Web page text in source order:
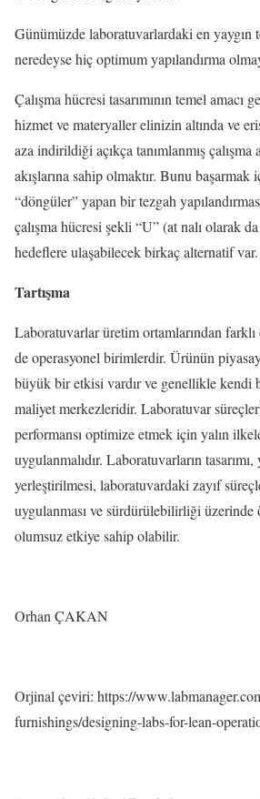
Günümüzde laboratuvarlardaki en yaygın
neredeyse hiç optimum yapılandırma
Çalışma hücresi tasarımının temel amacı
hizmet ve materyaller elinizin altında ve
aza indirildiği açıkça tanımlanmış çalışma
akışlarına sahip olmaktır. Bunu başarmak
“döngüler” yapan bir tezgah
çalışma hücresi şekli “U” (at nalı olarak
hedeflere ulaşabilecek birkaç alternatif var.
Tartışma
Laboratuvarlar üretim ortamlarından
de operasyonel birimlerdir. Ürünün
büyük bir etkisi vardır ve genellikle kendi
maliyet merkezleridir. Laboratuvar
performansı optimize etmek için yalın
uygulanmalıdır. Laboratuvarların
yerleştirilmesi, laboratuvardaki zayıf
uygulanması ve sürdürülebilirliği
olumsuz etkiye sahip olabilir.
Orhan ÇAKAN
Orjinal çeviri: https://
furnishings/designing-labs-for-lean-